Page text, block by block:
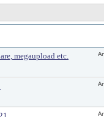
megaupload etc.